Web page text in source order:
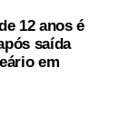
12 anos é
saída
em